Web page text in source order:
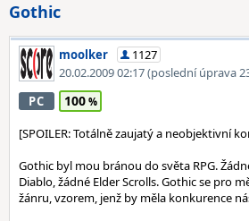
Gothic
moolker
1127
20.02.2009 02:17(poslední úprava
PC 100
[SPOILER: Totálně zaujatý a neobjektivní
Gothic byl mou bránou do světa RPG.
Diablo, žádné Elder Scrolls. Gothic se pro
žánru, vzorem, jenž by měla konkurence